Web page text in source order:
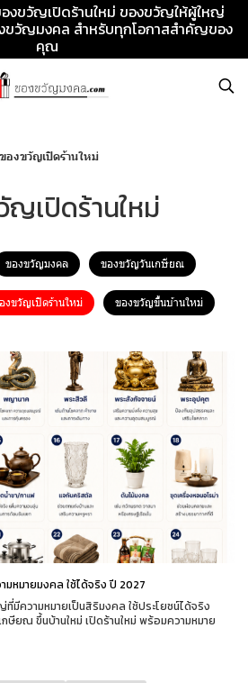
งขวัญเปิดร้านใหม่ ของขวัญให้ผู้ใหญ่
วัญมงคล สำหรับทุกโอกาสสำคัญของ
คุณ
ของขวัญเปิดร้านใหม่
ญเปิดร้านใหม่
ของขวัญมงคล ของขวัญวันเกษียณ
งขวัญเปิดร้านใหม่ ของขวัญขึ้นบ้านใหม่
หมายมงคล ใช้ได้จริง ปี 2027
มีความหมายเป็นสิริมงคล ใช้ประโยชน์ได้จริง
ษียณ ขึ้นบ้านใหม่ เปิดร้านใหม่ พร้อมความหมาย